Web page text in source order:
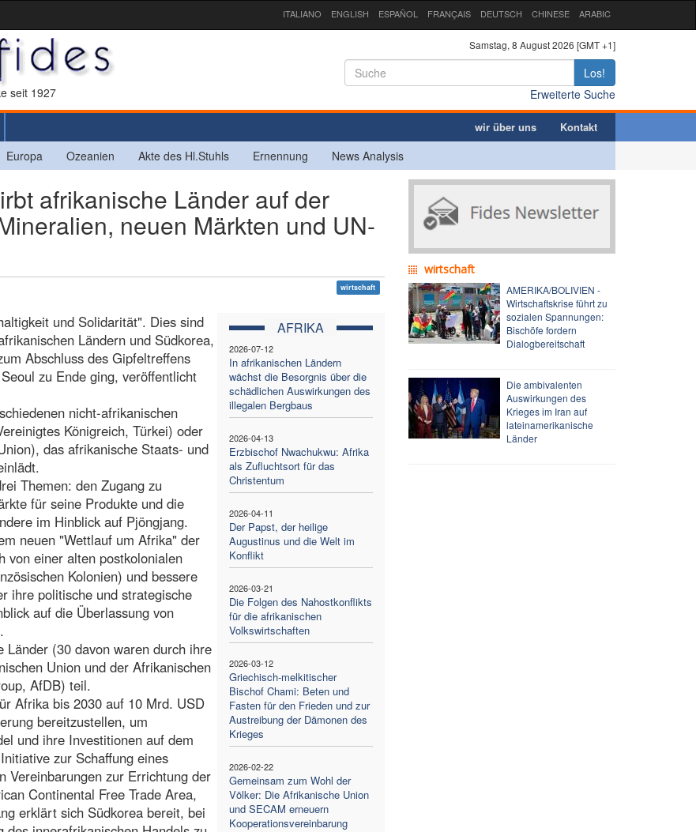
ITALIANO ENGLISH ESPAÑOL FRANÇAIS DEUTSCH CHINESE ARABIC
seit 1927
Samstag, 8 August 2026 [GMT +1]
Los!
Erweiterte Suche
wir über uns Kontakt
Europa Ozeanien Akte des Hl.Stuhls Ernennung News Analysis
afrikanische Länder auf der
neuen Märkten und UN-
wirtschaft
AFRIKA
2026-07-12
In afrikanischen Ländern
wächst die Besorgnis über die
schädlichen Auswirkungen des
illegalen Bergbaus
2026-04-13
Erzbischof Nwachukwu: Afrika
als Zufluchtsort für das
Christentum
2026-04-11
Der Papst, der heilige
Augustinus und die Welt im
Konflikt
2026-03-21
Die Folgen des Nahostkonflikts
für die afrikanischen
Volkswirtschaften
2026-03-12
Griechisch-melkitischer
Bischof Chami: Beten und
Fasten für den Frieden und zur
Austreibung der Dämonen des
Krieges
2026-02-22
Gemeinsam zum Wohl der
Völker: Die Afrikanische Union
und SECAM erneuern
Kooperationsvereinbarung
und Solidarität". Dies sind
Ländern und Südkorea,
Abschluss des Gipfeltreffens
zu Ende ging, veröffentlicht
nicht-afrikanischen
Königreich, Türkei) oder
das afrikanische Staats- und
Themen: den Zugang zu
für seine Produkte und die
im Hinblick auf Pjöngjang.
neuen "Wettlauf um Afrika" der
von einer alten postkolonialen
Kolonien) und bessere
ihre politische und strategische
auf die Überlassung von
(30 davon waren durch ihre
Union und der Afrikanischen
AfDB) teil.
Afrika bis 2030 auf 10 Mrd. USD
bereitzustellen, um
und ihre Investitionen auf dem
zur Schaffung eines
Vereinbarungen zur Errichtung der
Continental Free Trade Area,
erklärt sich Südkorea bereit, bei
wirtschaft
AMERIKA/BOLIVIEN -
Wirtschaftskrise führt zu
sozialen Spannungen:
Bischöfe fordern
Dialogbereitschaft
Die ambivalenten
Auswirkungen des
Krieges im Iran auf
lateinamerikanische
Länder